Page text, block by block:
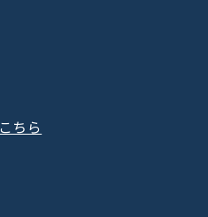
こちら